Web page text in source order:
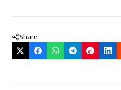
Share